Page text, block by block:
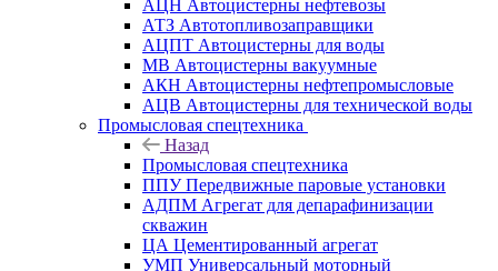
АЦН Автоцистерны нефтевозы
АТЗ Автотопливозаправщики
АЦПТ Автоцистерны для воды
МВ Автоцистерны вакуумные
АКН Автоцистерны нефтепромысловые
АЦВ Автоцистерны для технической воды
Промысловая спецтехника
Назад
Промысловая спецтехника
ППУ Передвижные паровые установки
АДПМ Агрегат для депарафинизации
скважин
ЦА Цементированный агрегат
УМП Универсальный моторный